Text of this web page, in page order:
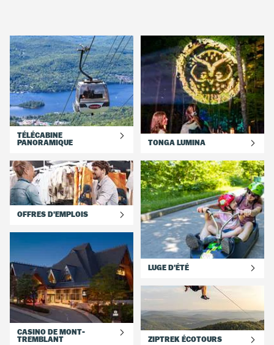
offrent également un menu pour emporter pour vous permettre de
manger un repas sur le pouce. Hébergement à la station Le meilleur
moyen de profiter au maximum de Tremblant, c’est de séjourner à la
station! Soyez au cœur de l’action à toute heure de la journée à l’un
de nos 28 hôtels et plusieurs condos locatifs dans le village
piétonnier et à flanc de montagne. De plus, la majorité de nos
hébergements ont une piscine extérieure privée dont vous pouvez
profiter entre deux activités. Découvrez nos offres en cours et
réservez vos prochaines vacances en famille.
TÉLÉCABINE
PANORAMIQUE
TONGA LUMINA
OFFRES D'EMPLOIS
CASINO DE MONT-
TREMBLANT
LUGE D'ÉTÉ
ZIPTREK ÉCOTOURS